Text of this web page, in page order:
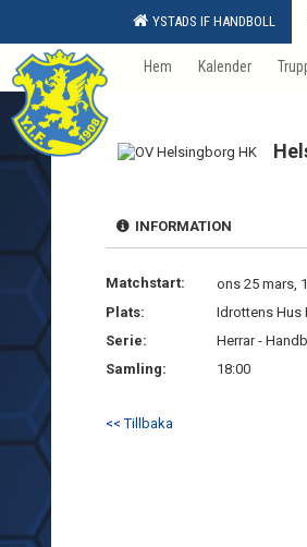
YSTADS IF HANDBOLL
Hem Kalender
INFORMATION
Matchstart:
ons 25 mars,
Plats:
Idrottens Hus
Serie:
Herrar -
Samling:
18:00
<< Tillbaka